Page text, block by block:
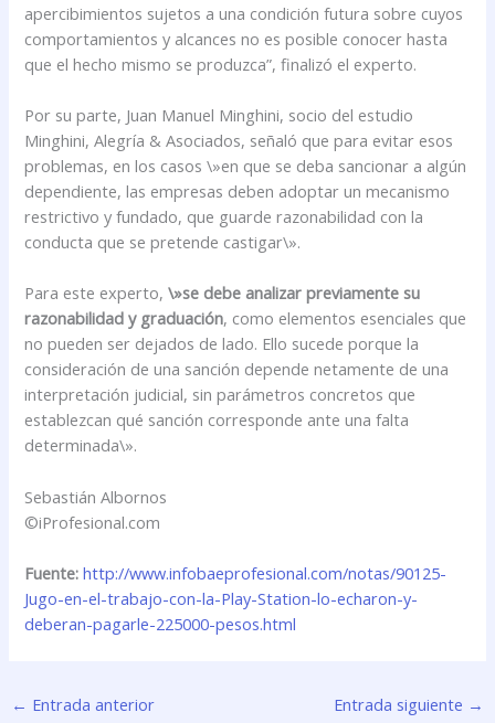
apercibimientos sujetos a una condición futura sobre cuyos
comportamientos y alcances no es posible conocer hasta
que el hecho mismo se produzca”, finalizó el experto.
Por su parte, Juan Manuel Minghini, socio del estudio
Minghini, Alegría & Asociados, señaló que para evitar esos
problemas, en los casos \»en que se deba sancionar a algún
dependiente, las empresas deben adoptar un mecanismo
restrictivo y fundado, que guarde razonabilidad con la
conducta que se pretende castigar\».
Para este experto,\»se debe analizar previamente su
razonabilidad y graduación, como elementos esenciales que
no pueden ser dejados de lado. Ello sucede porque la
consideración de una sanción depende netamente de una
interpretación judicial, sin parámetros concretos que
establezcan qué sanción corresponde ante una falta
determinada\».
Sebastián Albornos
©iProfesional.com
Fuente: http://www.infobaeprofesional.com/notas/90125-
Jugo-en-el-trabajo-con-la-Play-Station-lo-echaron-y-
deberan-pagarle-225000-pesos.html
← Entrada anterior Entrada siguiente →